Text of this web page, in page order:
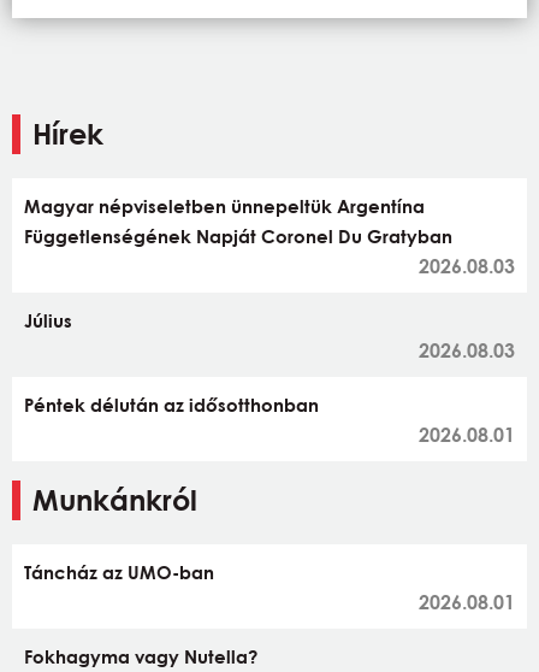
Hírek
Magyar népviseletben ünnepeltük Argentína
Függetlenségének Napját Coronel Du Gratyban
2026.08.03
Július
2026.08.03
Péntek délután az idősotthonban
2026.08.01
Munkánkról
Táncház az UMO-ban
2026.08.01
Fokhagyma vagy Nutella?